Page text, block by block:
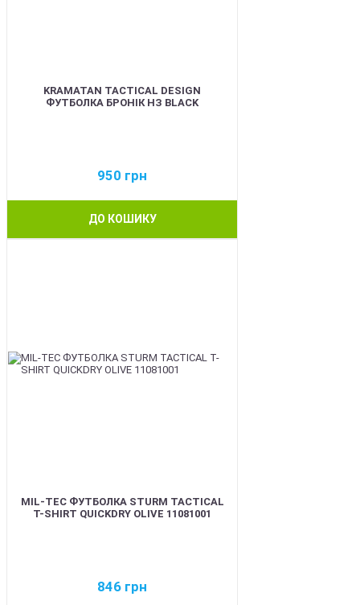
KRAMATAN TACTICAL DESIGN
ФУТБОЛКА БРОНІК НЗ BLACK
950 грн
ДО КОШИКУ
MIL-TEC ФУТБОЛКА STURM TACTICAL
T-SHIRT QUICKDRY OLIVE 11081001
846 грн